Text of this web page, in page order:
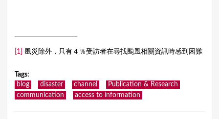
[1] 風災除外，只有４％受訪者在尋找颱風相關資訊時感到困難
Tags:
blog
disaster channel
Publication & Research
communication
access to information